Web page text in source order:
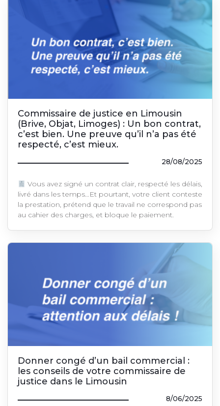
Commissaire de justice en Limousin
(Brive, Objat, Limoges) : Un bon contrat,
c’est bien. Une preuve qu’il n’a pas été
respecté, c’est mieux.
28/08/2025
Vous avez signé un contrat clair, respecté les délais,
livré dans les temps…Et pourtant, votre client conteste
la prestation, prétend que le travail ne correspond pas
au cahier des charges, et bloque le paiement.
Donner congé d’un bail commercial :
les conseils de votre commissaire de
justice dans le Limousin
8/06/2025